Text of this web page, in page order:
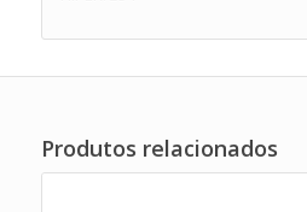
Produtos relacionados